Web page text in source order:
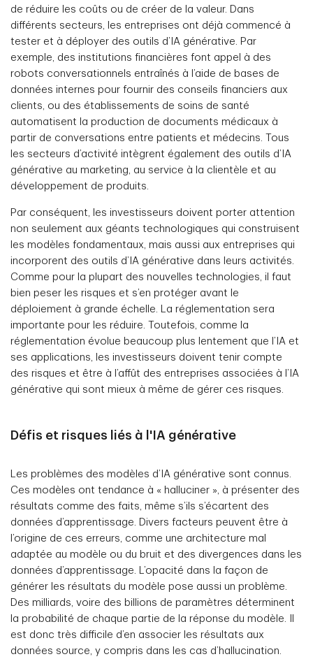
de réduire les coûts ou de créer de la valeur. Dans
différents secteurs, les entreprises ont déjà commencé à
tester et à déployer des outils d’IA générative. Par
exemple, des institutions financières font appel à des
robots conversationnels entraînés à l’aide de bases de
données internes pour fournir des conseils financiers aux
clients, ou des établissements de soins de santé
automatisent la production de documents médicaux à
partir de conversations entre patients et médecins. Tous
les secteurs d’activité intègrent également des outils d’IA
générative au marketing, au service à la clientèle et au
développement de produits.
Par conséquent, les investisseurs doivent porter attention
non seulement aux géants technologiques qui construisent
les modèles fondamentaux, mais aussi aux entreprises qui
incorporent des outils d’IA générative dans leurs activités.
Comme pour la plupart des nouvelles technologies, il faut
bien peser les risques et s’en protéger avant le
déploiement à grande échelle. La réglementation sera
importante pour les réduire. Toutefois, comme la
réglementation évolue beaucoup plus lentement que l’IA et
ses applications, les investisseurs doivent tenir compte
des risques et être à l’affût des entreprises associées à l’IA
générative qui sont mieux à même de gérer ces risques.
Défis et risques liés à l'IA générative
Les problèmes des modèles d’IA générative sont connus.
Ces modèles ont tendance à « halluciner », à présenter des
résultats comme des faits, même s’ils s’écartent des
données d’apprentissage. Divers facteurs peuvent être à
l’origine de ces erreurs, comme une architecture mal
adaptée au modèle ou du bruit et des divergences dans les
données d’apprentissage. L’opacité dans la façon de
générer les résultats du modèle pose aussi un problème.
Des milliards, voire des billions de paramètres déterminent
la probabilité de chaque partie de la réponse du modèle. Il
est donc très difficile d’en associer les résultats aux
données source, y compris dans les cas d’hallucination.